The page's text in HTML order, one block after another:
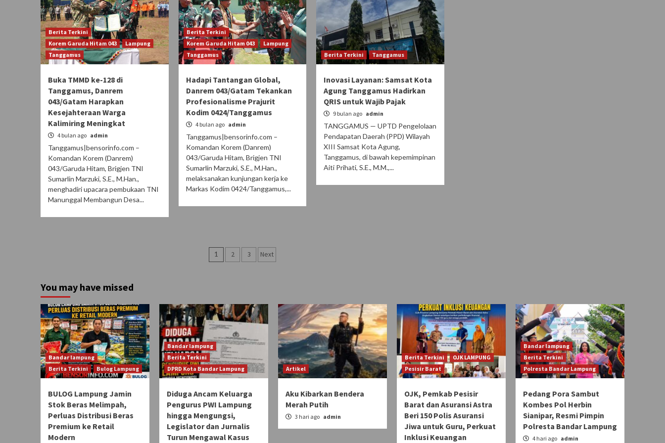
Berita Terkini
Korem Garuda Hitam 043
Lampung
Tanggamus
Buka TMMD ke-128 di
Tanggamus, Danrem
043/Gatam Harapkan
Kesejahteraan Warga
Kalimiring Meningkat
4 bulan ago admin
Tanggamus|bensorinfo.com –
Komandan Korem (Danrem)
043/Garuda Hitam, Brigjen TNI
Sumarlin Marzuki, S.E., M.Han.,
menghadiri upacara pembukaan TNI
Manunggal Membangun Desa...
Berita Terkini
Korem Garuda Hitam 043
Lampung
Tanggamus
Hadapi Tantangan Global,
Danrem 043/Gatam Tekankan
Profesionalisme Prajurit
Kodim 0424/Tanggamus
4 bulan ago admin
Tanggamus|bensorinfo.com –
Komandan Korem (Danrem)
043/Garuda Hitam, Brigjen TNI
Sumarlin Marzuki, S.E., M.Han.,
melaksanakan kunjungan kerja ke
Markas Kodim 0424/Tanggamus,...
Berita Terkini Tanggamus
Inovasi Layanan: Samsat Kota
Agung Tanggamus Hadirkan
QRIS untuk Wajib Pajak
9 bulan ago admin
TANGGAMUS — UPTD Pengelolaan
Pendapatan Daerah (PPD) Wilayah
XIII Samsat Kota Agung,
Tanggamus, di bawah kepemimpinan
Aiti Prihati, S.E., M.M.,...
Paginasi
1 2 3 Next
You may have missed
Bandar lampung
Berita Terkini
Bulog Lampung
BULOG Lampung Jamin
Stok Beras Melimpah,
Perluas Distribusi Beras
Premium ke Retail
Modern
Bandar lampung
Berita Terkini
DPRD Kota Bandar Lampung
Diduga Ancam Keluarga
Pengurus PWI Lampung
hingga Mengungsi,
Legislator dan Jurnalis
Turun Mengawal Kasus
Artikel
Aku Kibarkan Bendera
Merah Putih
3 hari ago admin
Berita Terkini
OJK LAMPUNG
Pesisir Barat
OJK, Pemkab Pesisir
Barat dan Asuransi Astra
Beri 150 Polis Asuransi
Jiwa untuk Guru, Perkuat
Inklusi Keuangan
Bandar lampung
Berita Terkini
Polresta Bandar Lampung
Pedang Pora Sambut
Kombes Pol Herbin
Sianipar, Resmi Pimpin
Polresta Bandar Lampung
4 hari ago admin